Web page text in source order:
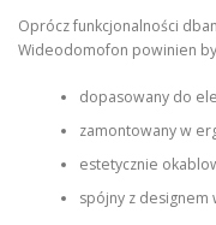
Oprócz funkcjonalności
Wideodomofon powinien
dopasowany do
zamontowany w
estetycznie
spójny z designem